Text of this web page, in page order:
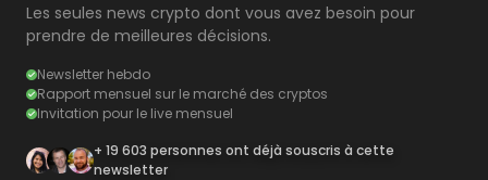
Les seules news crypto dont vous avez besoin pour
prendre de meilleures décisions.
Newsletter hebdo
Rapport mensuel sur le marché des cryptos
Invitation pour le live mensuel
+ 19 603 personnes ont déjà souscris à cette
newsletter